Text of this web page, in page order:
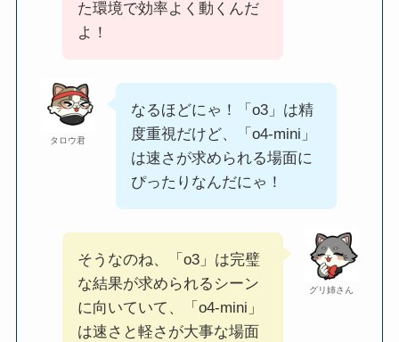
た環境で効率よく動くんだ
よ！
タロウ君
なるほどにゃ！「o3」は精
度重視だけど、「o4-mini」
は速さが求められる場面に
ぴったりなんだにゃ！
グリ姉さん
そうなのね、「o3」は完璧
な結果が求められるシーン
に向いていて、「o4-mini」
は速さと軽さが大事な場面